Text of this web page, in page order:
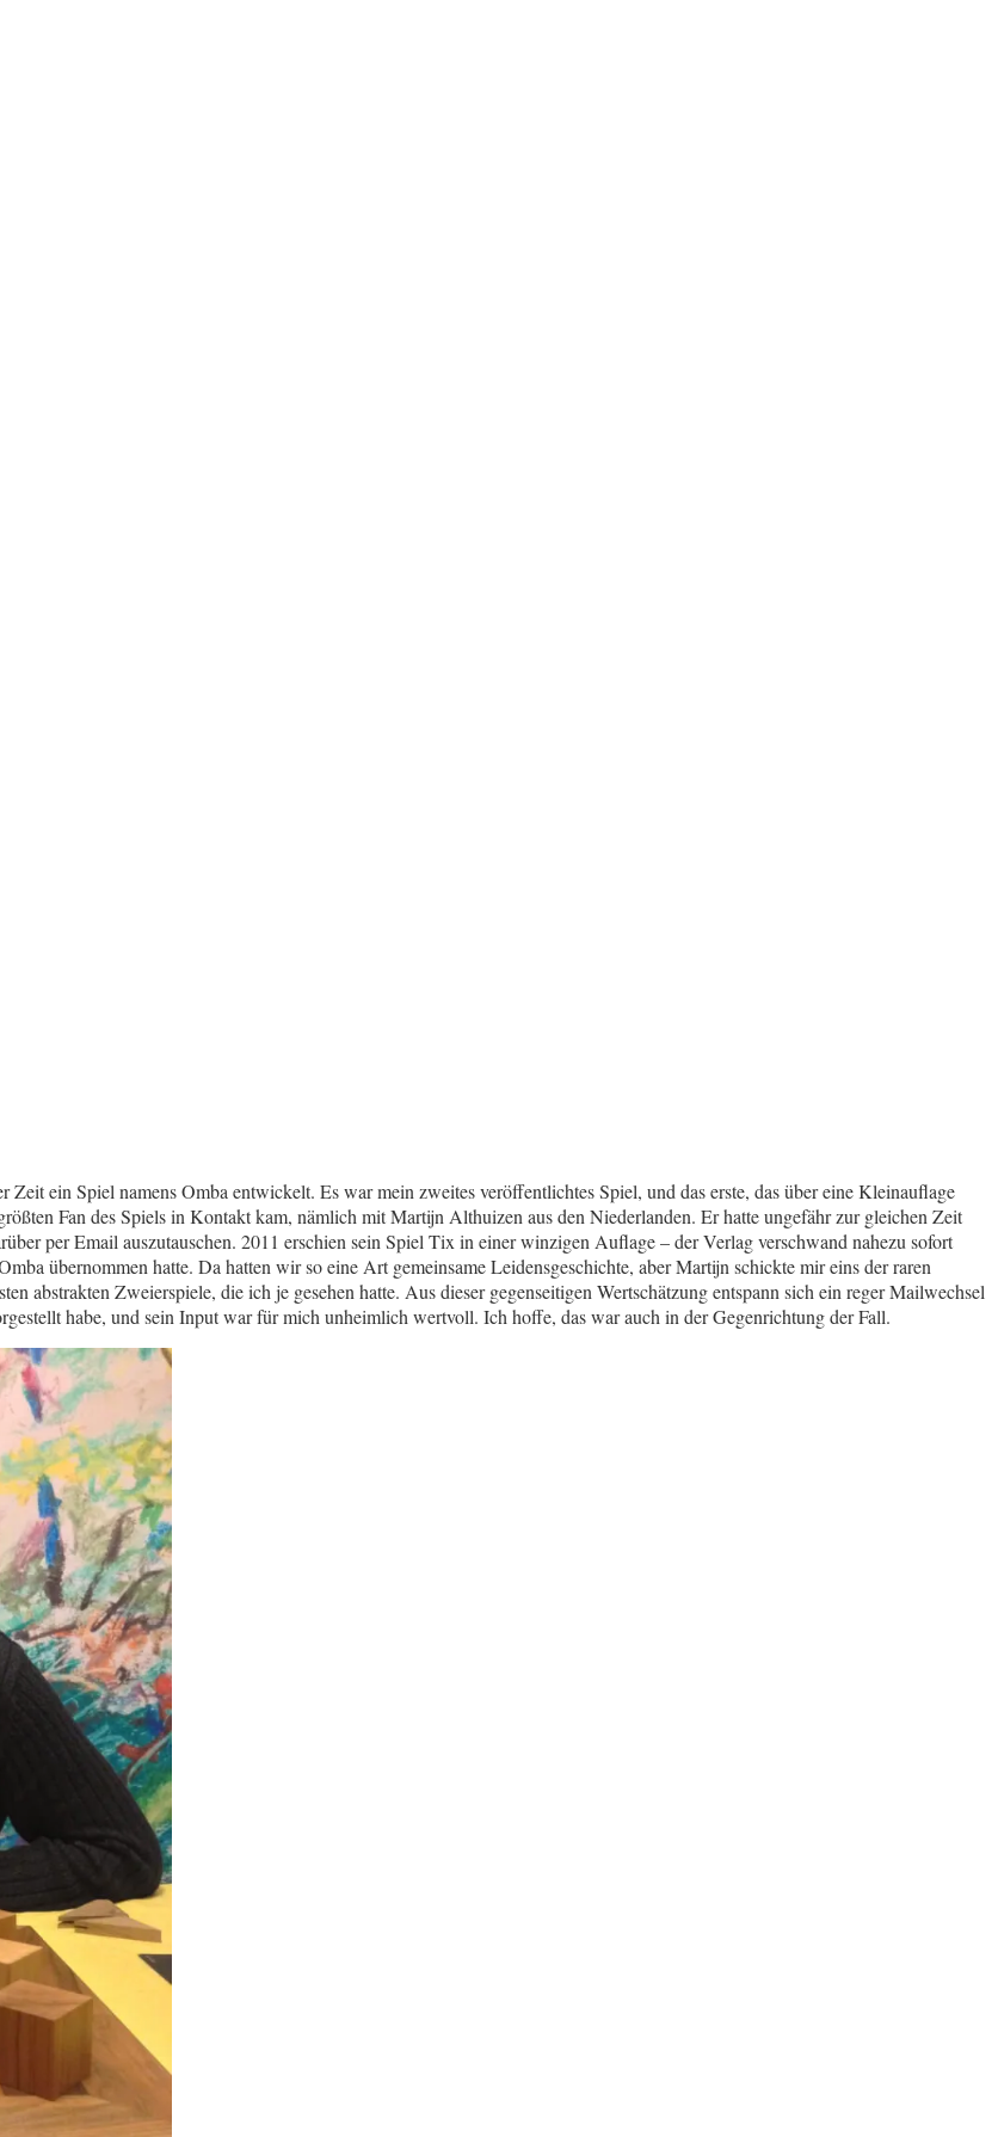
ein Spiel namens Omba entwickelt. Es war mein zweites veröffentlichtes Spiel, und das erste, das über eine Kleinauflage
Fan des Spiels in Kontakt kam, nämlich mit Martijn Althuizen aus den Niederlanden. Er hatte ungefähr zur gleichen Zeit
per Email auszutauschen. 2011 erschien sein Spiel Tix in einer winzigen Auflage – der Verlag verschwand nahezu sofort
übernommen hatte. Da hatten wir so eine Art gemeinsame Leidensgeschichte, aber Martijn schickte mir eins der raren
abstrakten Zweierspiele, die ich je gesehen hatte. Aus dieser gegenseitigen Wertschätzung entspann sich ein reger Mailwechsel
habe, und sein Input war für mich unheimlich wertvoll. Ich hoffe, das war auch in der Gegenrichtung der Fall.